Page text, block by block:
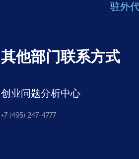
驻外
其他部门联系方式
创业问题分析中心
+7 (495) 247-4777